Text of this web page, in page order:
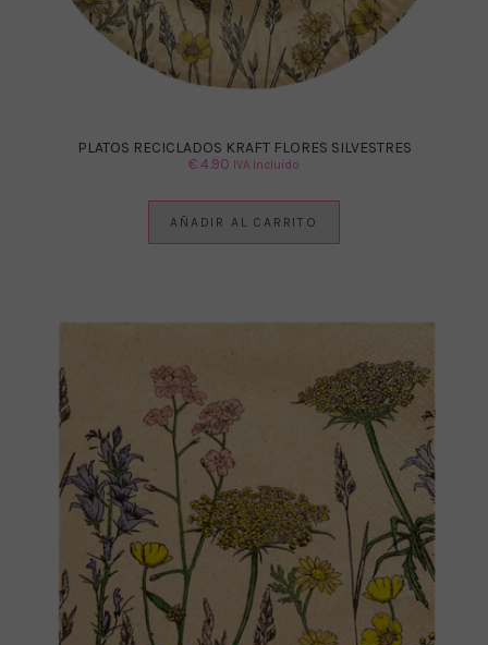
PLATOS RECICLADOS KRAFT FLORES SILVESTRES
€4.90 IVA Incluido
AÑADIR AL CARRITO